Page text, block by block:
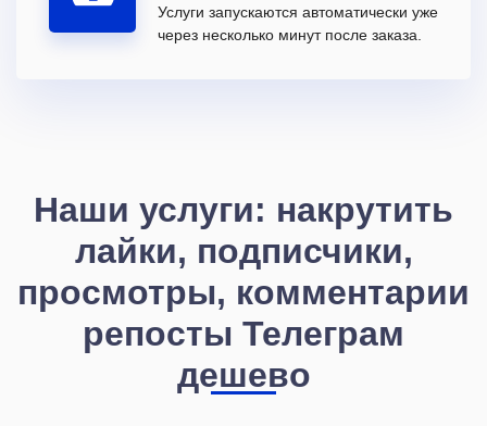
Услуги запускаются автоматически уже
через несколько минут после заказа.
Наши услуги: накрутить
лайки, подписчики,
просмотры, комментарии
репосты Телеграм
дешево